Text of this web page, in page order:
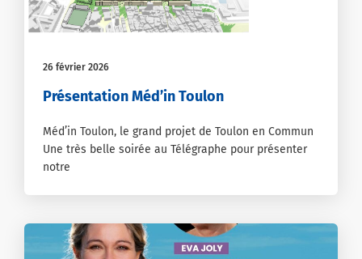
26 février 2026
Présentation Méd’in Toulon
Méd’in Toulon, le grand projet de Toulon en Commun
Une très belle soirée au Télégraphe pour présenter
notre